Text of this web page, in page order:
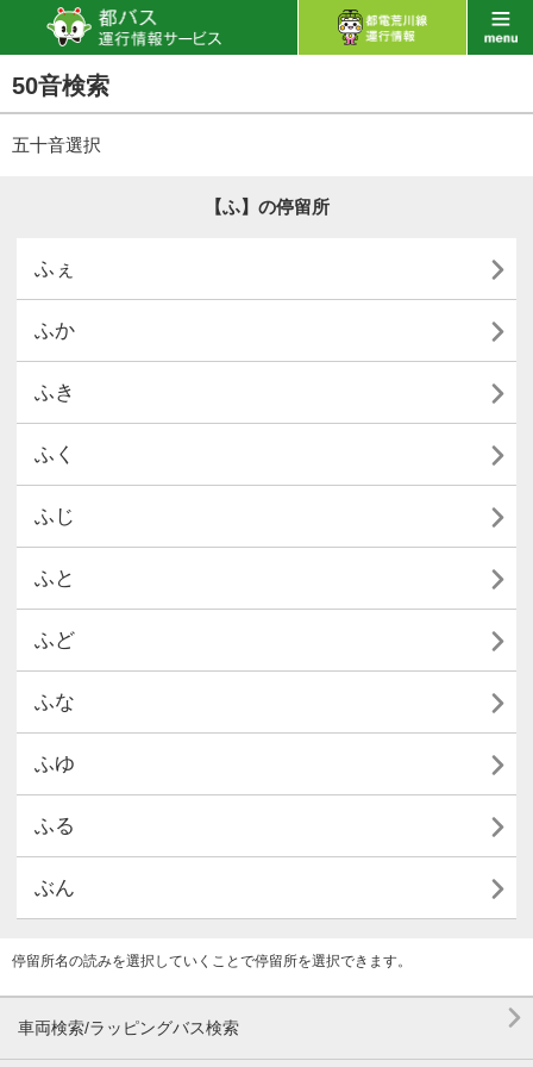
50音検索
五十音選択
【ふ】の停留所
ふぇ 
ふか 
ふき 
ふく 
ふじ 
ふと 
ふど 
ふな 
ふゆ 
ふる 
ぶん 
停留所名の読みを選択していくことで停留所を選択できます。
車両検索/ラッピングバス検索
